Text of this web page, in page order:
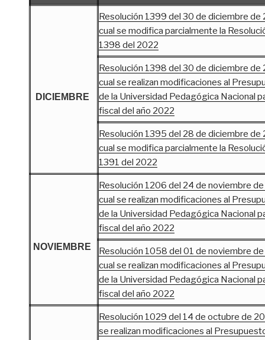
DICIEMBRE
Resolución 1399 del 30 de diciembre de
cual se modifica parcialmente la
1398 del 2022
Resolución 1398 del 30 de diciembre de
cual se realizan modificaciones al
de la Universidad Pedagógica Nacional
fiscal del año 2022
Resolución 1395 del 28 de diciembre de
cual se modifica parcialmente la
1391 del 2022
NOVIEMBRE
Resolución 1206 del 24 de noviembre
cual se realizan modificaciones al
de la Universidad Pedagógica Nacional
fiscal del año 2022
Resolución 1058 del 01 de noviembre
cual se realizan modificaciones al
de la Universidad Pedagógica Nacional
fiscal del año 2022
Resolución 1029 del 14 de octubre de
se realizan modificaciones al